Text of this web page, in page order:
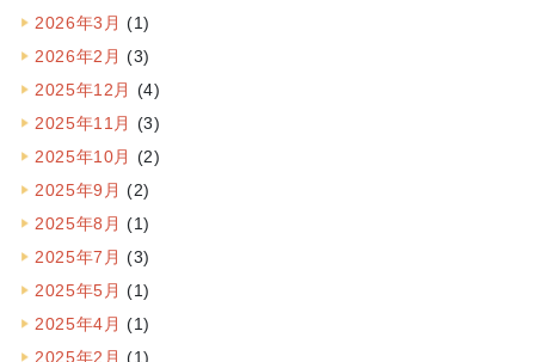
2026年3月 (1)
2026年2月 (3)
2025年12月 (4)
2025年11月 (3)
2025年10月 (2)
2025年9月 (2)
2025年8月 (1)
2025年7月 (3)
2025年5月 (1)
2025年4月 (1)
2025年2月 (1)